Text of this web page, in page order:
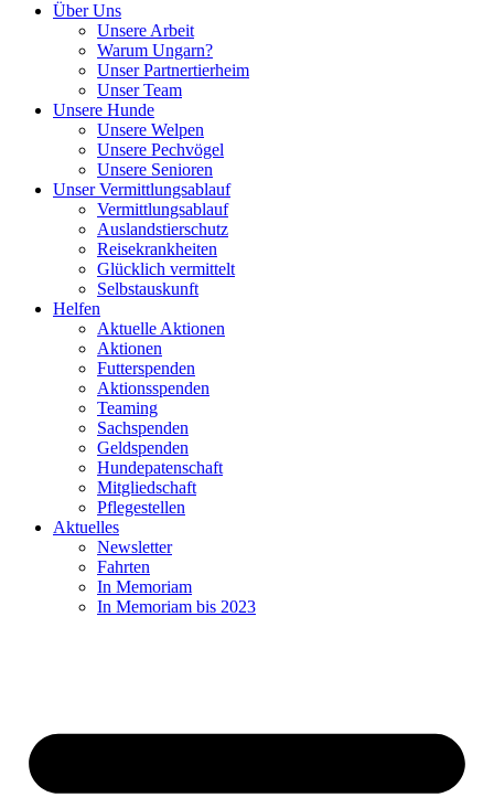
Über Uns
Unsere Arbeit
Warum Ungarn?
Unser Partnertierheim
Unser Team
Unsere Hunde
Unsere Welpen
Unsere Pechvögel
Unsere Senioren
Unser Vermittlungsablauf
Vermittlungsablauf
Auslandstierschutz
Reisekrankheiten
Glücklich vermittelt
Selbstauskunft
Helfen
Aktuelle Aktionen
Aktionen
Futterspenden
Aktionsspenden
Teaming
Sachspenden
Geldspenden
Hundepatenschaft
Mitgliedschaft
Pflegestellen
Aktuelles
Newsletter
Fahrten
In Memoriam
In Memoriam bis 2023